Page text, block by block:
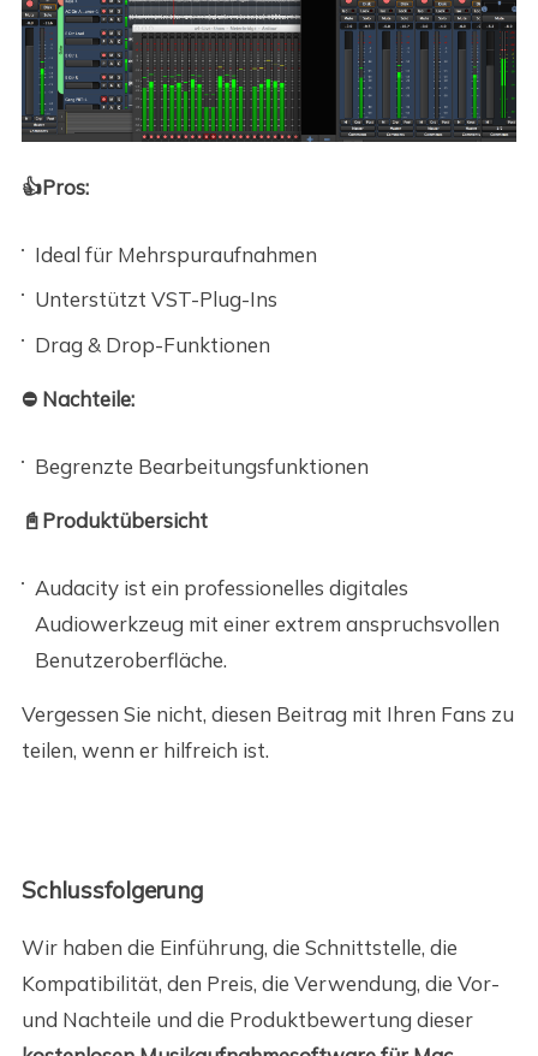
👍Pros:
Ideal für Mehrspuraufnahmen
Unterstützt VST-Plug-Ins
Drag & Drop-Funktionen
⛔ Nachteile:
Begrenzte Bearbeitungsfunktionen
📓Produktübersicht
Audacity ist ein professionelles digitales
Audiowerkzeug mit einer extrem anspruchsvollen
Benutzeroberfläche.
Vergessen Sie nicht, diesen Beitrag mit Ihren Fans zu
teilen, wenn er hilfreich ist.
Schlussfolgerung
Wir haben die Einführung, die Schnittstelle, die
Kompatibilität, den Preis, die Verwendung, die Vor-
und Nachteile und die Produktbewertung dieser